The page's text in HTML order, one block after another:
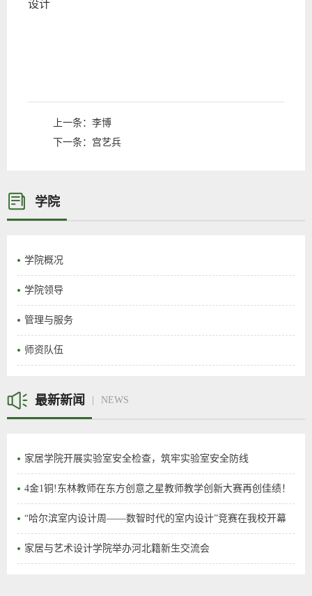
设计
上一条： 李博
下一条： 宫艺兵
学院
学院概况
学院领导
管理与服务
师资队伍
最新新闻 NEWS
家居学院开展实验室安全检查，筑牢实验室安全防线
4金1铜!东林教师在东方创意之星教师教学创新大赛再创佳绩！
“哈尔滨室内设计周——数智时代的室内设计”竞赛在我校开幕
家居与艺术设计学院举办河北籍新生交流会